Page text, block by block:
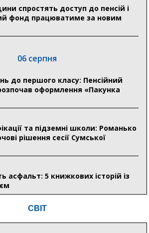
спростять доступ до пенсій і
фонд працюватиме за новим
06 серпня
до першого класу: Пенсійний
оформлення «Пакунка
та підземні школи: Романько
рішення сесії Сумської
асфальт: 5 книжкових історій із
СВІТ